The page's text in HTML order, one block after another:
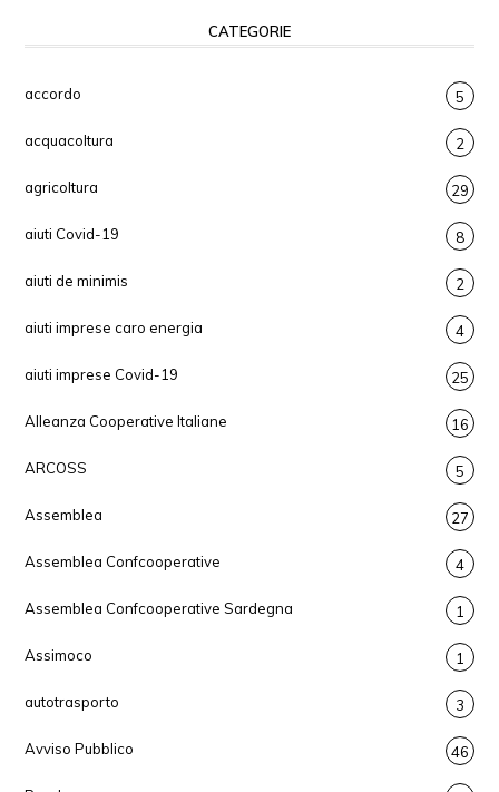
CATEGORIE
accordo 5
acquacoltura 2
agricoltura 29
aiuti Covid-19 8
aiuti de minimis 2
aiuti imprese caro energia 4
aiuti imprese Covid-19 25
Alleanza Cooperative Italiane 16
ARCOSS 5
Assemblea 27
Assemblea Confcooperative 4
Assemblea Confcooperative Sardegna 1
Assimoco 1
autotrasporto 3
Avviso Pubblico 46